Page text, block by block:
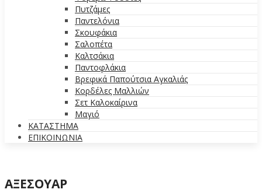
Πυτζάμες
Παντελόνια
Σκουφάκια
Σαλοπέτα
Καλτσάκια
Παντοφλάκια
Βρεφικά Παπούτσια Αγκαλιάς
Κορδέλες Μαλλιών
Σετ Καλοκαίρινα
Μαγιό
ΚΑΤΑΣΤΗΜΑ
ΕΠΙΚΟΙΝΩΝΙΑ
ΑΞΕΣΟΥΑΡ